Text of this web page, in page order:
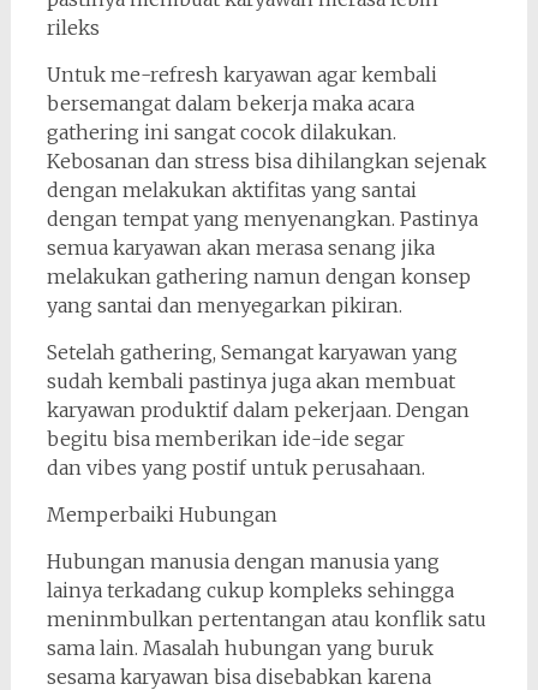
rileks
Untuk me-refresh karyawan agar kembali
bersemangat dalam bekerja maka acara
gathering ini sangat cocok dilakukan.
Kebosanan dan stress bisa dihilangkan sejenak
dengan melakukan aktifitas yang santai
dengan tempat yang menyenangkan. Pastinya
semua karyawan akan merasa senang jika
melakukan gathering namun dengan konsep
yang santai dan menyegarkan pikiran.
Setelah gathering, Semangat karyawan yang
sudah kembali pastinya juga akan membuat
karyawan produktif dalam pekerjaan. Dengan
begitu bisa memberikan ide-ide segar
dan vibes yang postif untuk perusahaan.
Memperbaiki Hubungan
Hubungan manusia dengan manusia yang
lainya terkadang cukup kompleks sehingga
meninmbulkan pertentangan atau konflik satu
sama lain. Masalah hubungan yang buruk
sesama karyawan bisa disebabkan karena